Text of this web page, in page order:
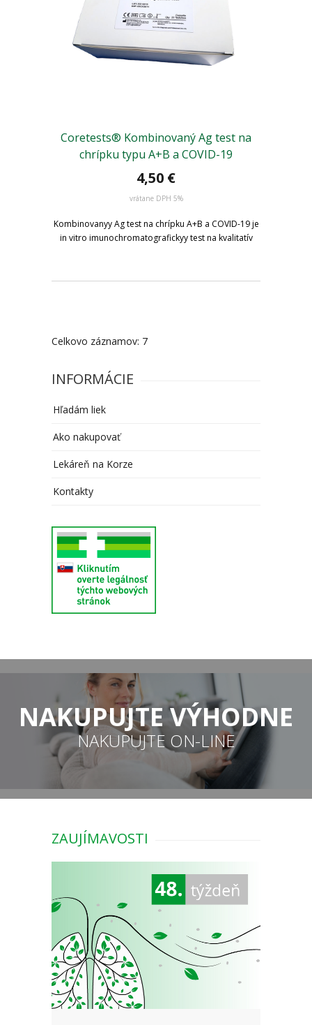
Coretests® Kombinovaný Ag test na
chrípku typu A+B a COVID-19
4,50 €
vrátane DPH 5%
Kombinovanyy Ag test na chrípku A+B a COVID-19 je
in vitro imunochromatografickyy test na kvalitatív
Celkovo záznamov: 7
INFORMÁCIE
Hľadám liek
Ako nakupovať
Lekáreň na Korze
Kontakty
NAKUPUJTE VÝHODNE
NAKUPUJTE ON-LINE
ZAUJÍMAVOSTI